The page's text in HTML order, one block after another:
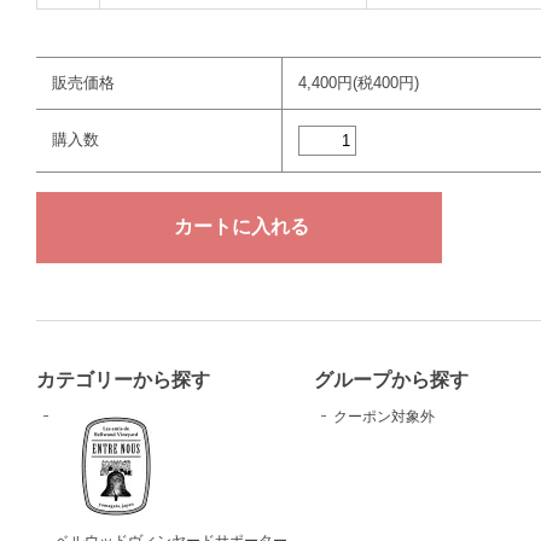
販売価格 4,400円(税400円)
購入数
カテゴリーから探す グループから探す
クーポン対象外